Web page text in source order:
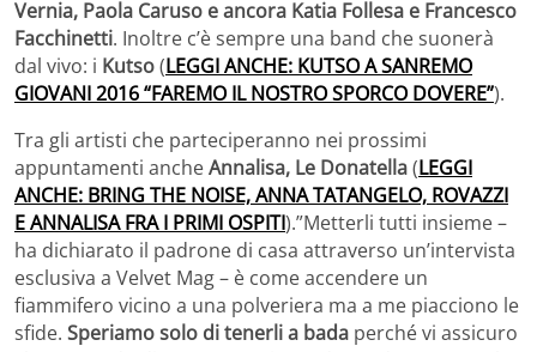
Vernia, Paola Caruso e ancora Katia Follesa e Francesco
Facchinetti. Inoltre c’è sempre una band che suonerà
dal vivo: i Kutso(LEGGI ANCHE: KUTSO A SANREMO
GIOVANI 2016 “FAREMO IL NOSTRO SPORCO DOVERE”).
Tra gli artisti che parteciperanno nei prossimi
appuntamenti ancheAnnalisa, Le Donatella(LEGGI
ANCHE: BRING THE NOISE, ANNA TATANGELO, ROVAZZI
E ANNALISA FRA I PRIMI OSPITI).”Metterli tutti insieme –
ha dichiarato il padrone di casa attraverso un’intervista
esclusiva a Velvet Mag – è come accendere un
fiammifero vicino a una polveriera ma a me piacciono le
sfide. Speriamo solo di tenerli a bada perché vi assicuro